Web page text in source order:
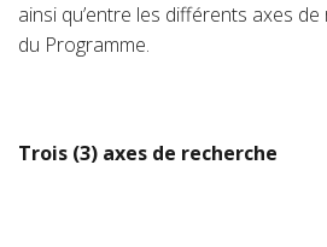
ainsi qu’entre les différents axes
du Programme.
Trois (3) axes de recherche